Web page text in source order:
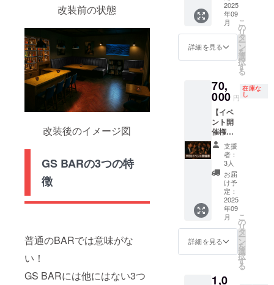
改装前の状態
改装後のイメージ図
GS BARの3つの特
徴
普通のBARでは意味がな
い！
GS BARには他にはない3つ
シャン
パン開
栓の際
に支援
者様の
皆さん
と共有
させて
いただ
きます
ので、
ご希望
のお名
前を備
考欄に
ご記入
くださ
い。 ※
お名前
の公開
が不可
な場合
ご記載
るリ
ターン
です。
お花は
こちら
で選定
させて
きま
す。 ※
お店に
飾らせ
ていた
だきま
すの
で、備
考欄に
お名前
の記載
もお願
いしま
す。
2025
年09
月
詳細を見る
こ
の
リ
タ
ー
ン
を
選
択
す
る
70,
000 円
在庫な
し
【イベ
ント開
催権】
平日、
祝日18
～21時
の貸切
権（着
席15
名・立
食18
名） 参
加者全
員分の3
時間飲
み放題
ものの
支援
者：
3人
お届
け予
定：
2025
年09
月
詳細を見る
こ
の
リ
タ
ー
ン
を
選
択
す
る
1,0